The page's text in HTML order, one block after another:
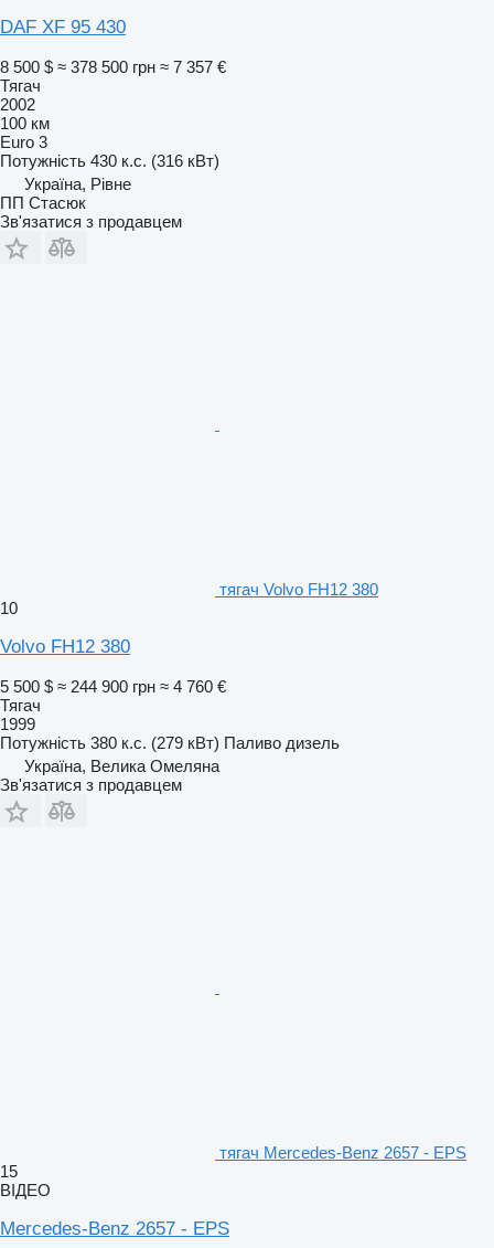
DAF XF 95 430
8 500 $ ≈ 378 500 грн ≈ 7 357 €
Тягач
2002
100 км
Euro 3
Потужність 430 к.с. (316 кВт)
Україна, Рівне
ПП Стасюк
Зв'язатися з продавцем
тягач Volvo FH12 380
10
Volvo FH12 380
5 500 $ ≈ 244 900 грн ≈ 4 760 €
Тягач
1999
Потужність 380 к.с. (279 кВт) Паливо дизель
Україна, Велика Омеляна
Зв'язатися з продавцем
тягач Mercedes-Benz 2657 - EPS
15
ВІДЕО
Mercedes-Benz 2657 - EPS